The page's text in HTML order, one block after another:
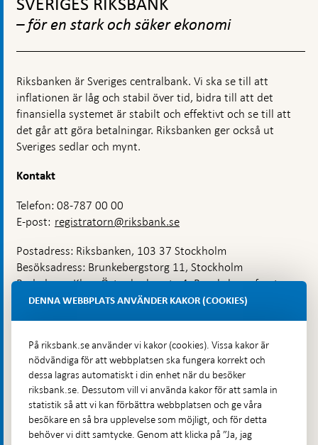
toppnavigation
SVERIGES RIKSBANK
– för en stark och säker ekonomi
Riksbanken är Sveriges centralbank. Vi ska se till att
inflationen är låg och stabil över tid, bidra till att det
finansiella systemet är stabilt och effektivt och se till att
det går att göra betalningar. Riksbanken ger också ut
Sveriges sedlar och mynt.
Kontakt
Telefon: 08-787 00 00
E-post: registratorn@riksbank.se
Postadress: Riksbanken, 103 37 Stockholm
Besöksadress: Brunkebergstorg 11, Stockholm
Budadress: Klara Östra kyrkogata 4, Brunkebergsfaret,
Lastplats 6
Hitta direkt
Frågor och svar-
Öppnas
i
Till Riksbankens webbarkiv-
Öppnas
DENNA WEBBPLATS ANVÄNDER KAKOR (COOKIES)
På riksbank.se använder vi kakor (cookies). Vissa kakor är
nödvändiga för att webbplatsen ska fungera korrekt och
dessa lagras automatiskt i din enhet när du besöker
riksbank.se. Dessutom vill vi använda kakor för att samla in
statistik så att vi kan förbättra webbplatsen och ge våra
besökare en så bra upplevelse som möjligt, och för detta
behöver vi ditt samtycke. Genom att klicka på ”Ja, jag